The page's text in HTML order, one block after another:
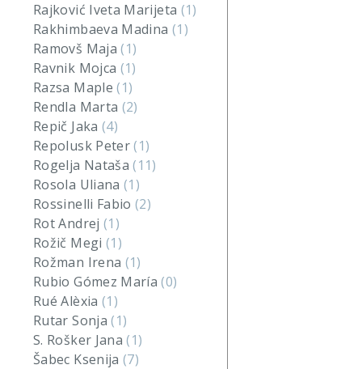
Rajković Iveta Marijeta (1)
Rakhimbaeva Madina (1)
Ramovš Maja(1)
Ravnik Mojca (1)
Razsa Maple(1)
Rendla Marta (2)
Repič Jaka (4)
Repolusk Peter(1)
Rogelja Nataša(11)
Rosola Uliana(1)
Rossinelli Fabio(2)
Rot Andrej (1)
Rožič Megi (1)
Rožman Irena (1)
Rubio Gómez María(0)
Rué Alèxia (1)
Rutar Sonja(1)
S. Rošker Jana(1)
Šabec Ksenija(7)